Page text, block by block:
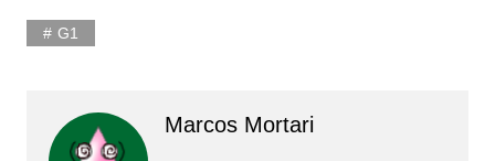
G1
Marcos Mortari